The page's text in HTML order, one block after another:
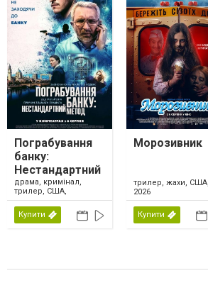
Пограбування
банку:
Нестандартний
метод
драма, кримінал,
трилер, США,
Великобританія,
Ірландія, 2026
Купити
Морозивник
трилер, жахи, США,
2026
Купити